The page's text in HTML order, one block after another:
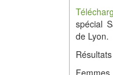
spécial
de Lyon.
Femmes